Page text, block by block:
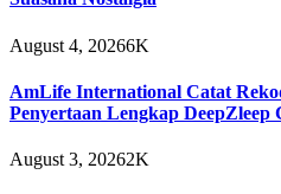
August 4, 20266K
AmLife International Catat
Penyertaan Lengkap DeepZleep
August 3, 20262K